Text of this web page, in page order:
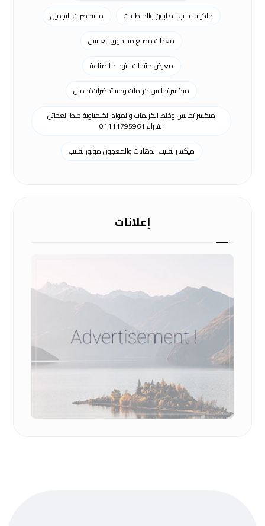
ماكينة قلاب الصابون والمنظفات
مستحضرات التجميل
معدات مصنع مسحوق الغسيل
معرض منتجات التوحيد للصناعة
ميكسر تجانس كريمات ومستحضرات تجميل
ميكسر تجانس وخلط الكريمات والمواد الكيمياوية خلط العجائن
الشراء 01111795961
ميكسر تقليب الدهانات والمعجون موتور تقليب
إعلانات